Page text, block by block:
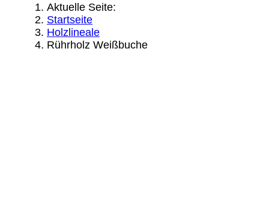
Aktuelle Seite:
Startseite
Holzlineale
Rührholz Weißbuche